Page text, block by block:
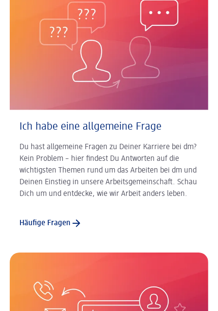
Ich habe eine allgemeine Frage
Du hast allgemeine Fragen zu Deiner Karriere bei dm?
Kein Problem – hier findest Du Antworten auf die
wichtigsten Themen rund um das Arbeiten bei dm und
Deinen Einstieg in unsere Arbeitsgemeinschaft. Schau
Dich um und entdecke, wie wir Arbeit anders leben.
Häufige Fragen